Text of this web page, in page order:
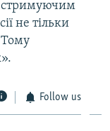
стримуючим
не тільки
Follow us